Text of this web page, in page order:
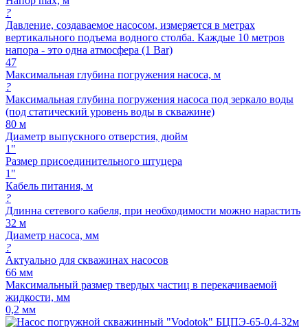
?
Давление, создаваемое насосом, измеряется в метрах
вертикального подъема водного столба. Каждые 10 метров
напора - это одна атмосфера (1 Bar)
47
Максимальная глубина погружения насоса, м
?
Максимальная глубина погружения насоса под зеркало воды
(под статический уровень воды в скважине)
80 м
Диаметр выпускного отверстия, дюйм
1"
Размер присоединительного штуцера
1"
Кабель питания, м
?
Длинна сетевого кабеля, при необходимости можно нарастить
32 м
Диаметр насоса, мм
?
Актуально для скважинах насосов
66 мм
Максимальный размер твердых частиц в перекачиваемой
жидкости, мм
0,2 мм